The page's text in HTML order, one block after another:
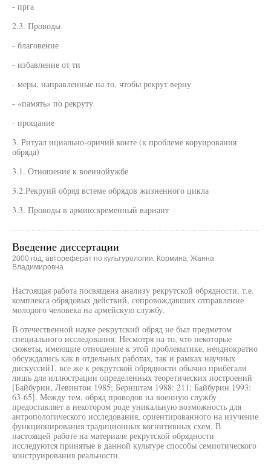
- прга
2.3. Проводы
- благовение
- избавление от ти
- меры, направленные на то, чтобы рекрут верну
- «память» по рекруту
- прощание
3. Ритуал ициально-оричий конте (к проблеме коруирования
обряда)
3.1. Отношение к военнойужбе
3.2.Рекруий обряд встеме обрядов жизненного цикла
3.3. Проводы в армию:временный вариант
Введение диссертации
2000 год, автореферат по культурологии, Кормина, Жанна
Владимировна
Настоящая работа посвящена анализу рекрутской обрядности, т.е.
комплекса обрядовых действий, сопровождавших отправление
молодого человека на армейскую службу.
В отечественной науке рекрутский обряд не был предметом
специального исследования. Несмотря на то, что некоторые
сюжеты, имеющие отношение к этой проблематике, неоднократно
обсуждались как в отдельных работах, так и рамках научных
дискуссий1, все же к рекрутской обрядности обычно прибегали
лишь для иллюстрации определенных теоретических построений
[Байбурин, Левинтон 1985; Бернштам 1988: 211; Байбурин 1993:
63-65]. Между тем, обряд проводов на военную службу
предоставляет в некотором роде уникальную возможность для
антропологического исследования, ориентированного на изучение
функционирования традиционных когнитивных схем. В
настоящей работе на материале рекрутской обрядности
исследуются принятые в данной культуре способы семиотического
конструирования реальности.